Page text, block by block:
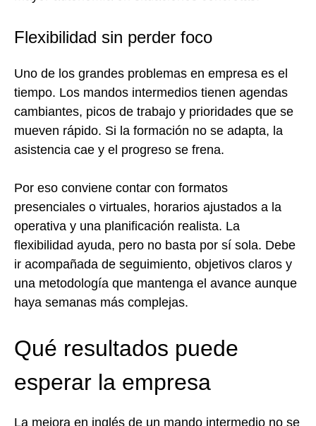
Flexibilidad sin perder foco
Uno de los grandes problemas en empresa es el
tiempo. Los mandos intermedios tienen agendas
cambiantes, picos de trabajo y prioridades que se
mueven rápido. Si la formación no se adapta, la
asistencia cae y el progreso se frena.
Por eso conviene contar con formatos
presenciales o virtuales, horarios ajustados a la
operativa y una planificación realista. La
flexibilidad ayuda, pero no basta por sí sola. Debe
ir acompañada de seguimiento, objetivos claros y
una metodología que mantenga el avance aunque
haya semanas más complejas.
Qué resultados puede
esperar la empresa
La mejora en inglés de un mando intermedio no se